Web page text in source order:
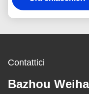
Contattici
Bazhou